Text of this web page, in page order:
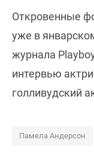
Откровенные
уже в
журнала
интервью
голливудский
Памела Андерсон